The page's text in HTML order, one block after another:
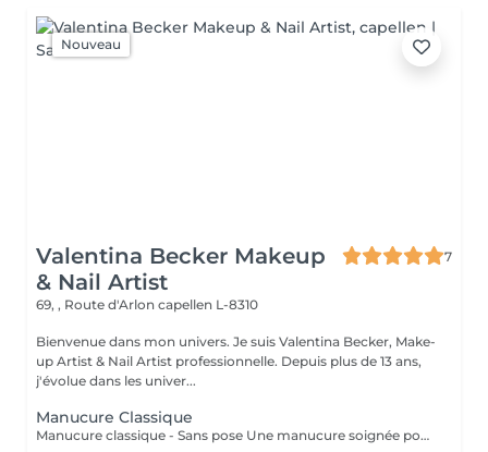
Nouveau
Valentina Becker Makeup
& Nail Artist
7
69, , Route d'Arlon capellen L-8310
Bienvenue dans mon univers. Je suis Valentina Becker, Make-
up Artist & Nail Artist professionnelle. Depuis plus de 13 ans,
j'évolue dans les univer...
Manucure Classique
Manucure classique - Sans pose Une manucure soignée pour des mains propres, élégantes et naturelles. La prestation comprend la mise en forme des ongles, le soin des cuticules, un léger polissage si nécessaire, ainsi que l'application d'une huile nourrissante et d'une crème hydratante. Cette prestation ne comprend pas de pose de vernis.